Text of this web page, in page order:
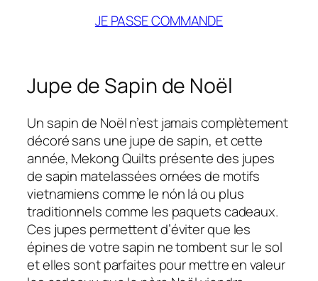
JE PASSE COMMANDE
Jupe de Sapin de Noël
Un sapin de Noël n’est jamais complètement
décoré sans une jupe de sapin, et cette
année, Mekong Quilts présente des jupes
de sapin matelassées ornées de motifs
vietnamiens comme le nón lá ou plus
traditionnels comme les paquets cadeaux.
Ces jupes permettent d’éviter que les
épines de votre sapin ne tombent sur le sol
et elles sont parfaites pour mettre en valeur